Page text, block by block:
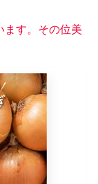
ます。その位美